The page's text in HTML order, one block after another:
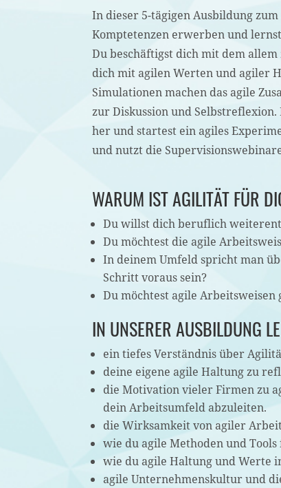
In dieser 5-tägigen Ausbildung
Komptetenzen erwerben und
Du beschäftigst dich mit dem
dich mit agilen Werten und agiler
Simulationen machen das agile
zur Diskussion und
her und startest ein agiles
und nutzt die
WARUM IST AGILITÄT FÜR
Du willst dich beruflich
Du möchtest die agile
In deinem Umfeld spricht man
Schritt voraus sein?
Du möchtest agile
IN UNSERER AUSBILDUNG
ein tiefes Verständnis über
deine eigene agile Haltung zu
die Motivation vieler Firmen zu
dein Arbeitsumfeld abzuleiten.
die Wirksamkeit von agiler
wie du agile Methoden und
wie du agile Haltung und Werte
agile Unternehmenskultur und